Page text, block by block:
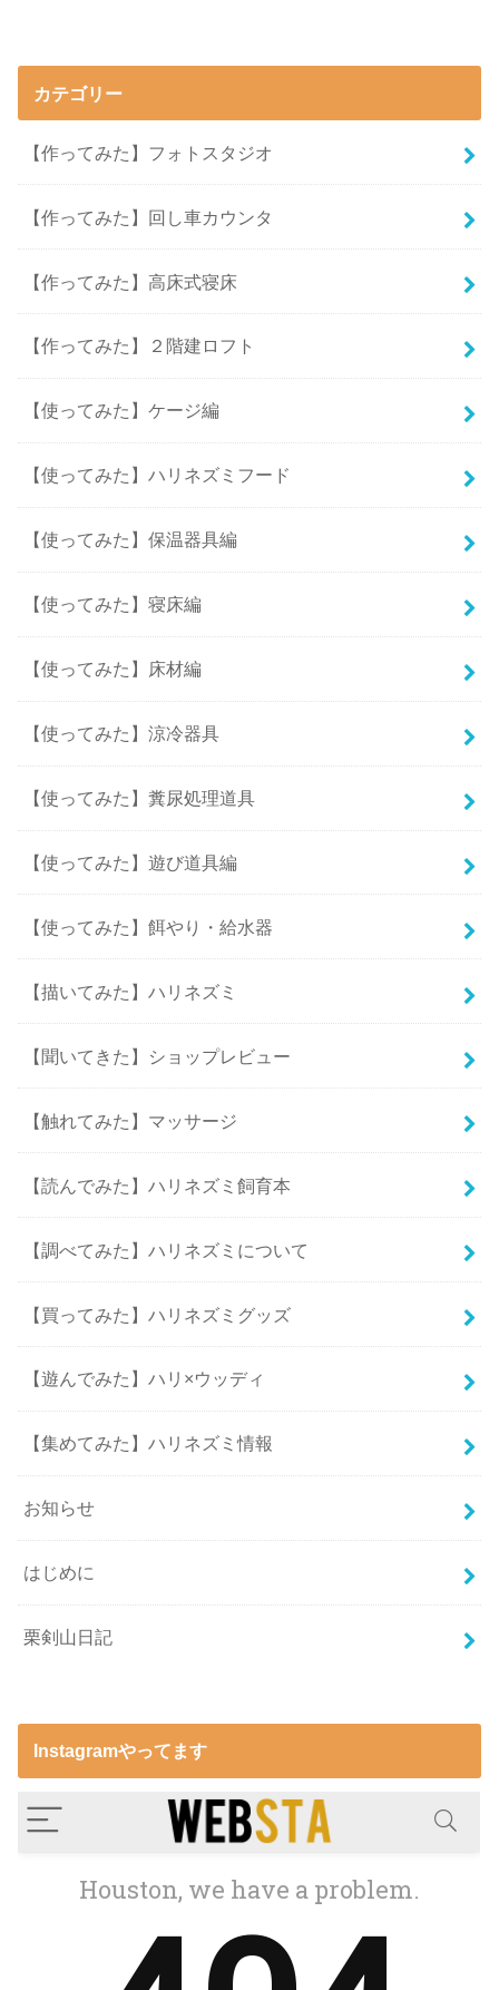
カテゴリー
【作ってみた】フォトスタジオ
【作ってみた】回し車カウンタ
【作ってみた】高床式寝床
【作ってみた】２階建ロフト
【使ってみた】ケージ編
【使ってみた】ハリネズミフード
【使ってみた】保温器具編
【使ってみた】寝床編
【使ってみた】床材編
【使ってみた】涼冷器具
【使ってみた】糞尿処理道具
【使ってみた】遊び道具編
【使ってみた】餌やり・給水器
【描いてみた】ハリネズミ
【聞いてきた】ショップレビュー
【触れてみた】マッサージ
【読んでみた】ハリネズミ飼育本
【調べてみた】ハリネズミについて
【買ってみた】ハリネズミグッズ
【遊んでみた】ハリ×ウッディ
【集めてみた】ハリネズミ情報
お知らせ
はじめに
栗剣山日記
Instagramやってます